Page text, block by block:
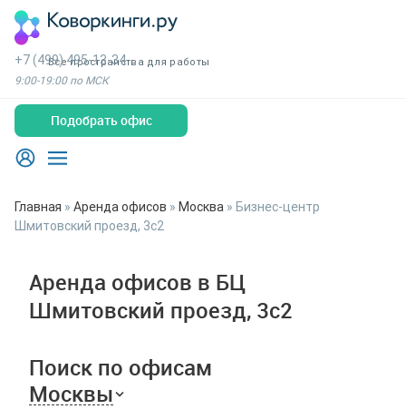
Все пространства для работы
+7 (499) 495-13-34
9:00-19:00 по МСК
Подобрать офис
Главная » Аренда офисов » Москва » Бизнес-центр
Шмитовский проезд, 3с2
Аренда офисов в БЦ
Шмитовский проезд, 3с2
Поиск по офисам
Москвы